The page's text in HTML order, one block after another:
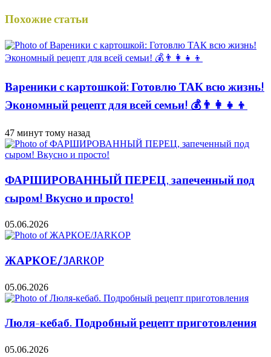
Похожие статьи
Вареники с картошкой: Готовлю ТАК всю жизнь!
Экономный рецепт для всей семьи! 💰👨👩👧👦
47 минут тому назад
ФАРШИРОВАННЫЙ ПЕРЕЦ, запеченный под
сыром! Вкусно и просто!
05.06.2026
ЖАРКОЕ/JARKOP
05.06.2026
Люля-кебаб. Подробный рецепт приготовления
05.06.2026